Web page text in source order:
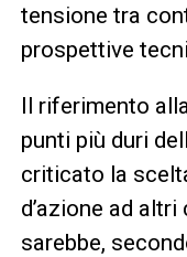
tensione tra
prospettive
Il riferimento
punti più duri
criticato la
d’azione ad
sarebbe,